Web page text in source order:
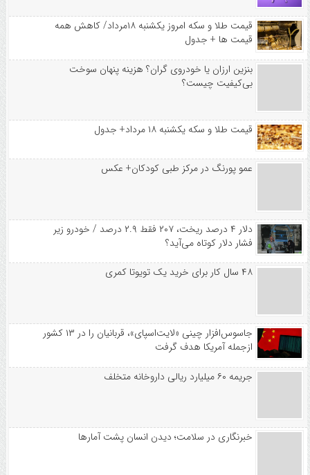
قیمت طلا و سکه امروز یکشنبه ۱۸مرداد/ کاهش همه
قیمت ها + جدول
بنزین ارزان یا خودروی گران؟ هزینه پنهان سوخت
بی‌کیفیت چیست؟
قیمت طلا و سکه یکشنبه ۱۸ مرداد+ جدول
عمو پورنگ در مرکز طبی کودکان+ عکس
دلار ۴ درصد ریخت، ۲۰۷ فقط ۲.۹ درصد / خودرو زیر
فشار دلار کوتاه می‌آید؟
۴۸ سال کار برای خرید یک تویوتا کمری
جاسوس‌افزار چینی «لایت‌اسپای»، قربانیان را در ۱۳ کشور
ازجمله آمریکا هدف گرفت
جریمه ۶۰ میلیارد ریالی داروخانه متخلف
خبرنگاری در سلامت؛ دیدن انسان پشت آمارها